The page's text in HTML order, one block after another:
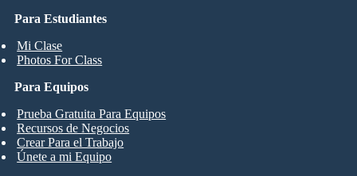
Para Estudiantes
Mi Clase
Photos For Class
Para Equipos
Prueba Gratuita Para Equipos
Recursos de Negocios
Crear Para el Trabajo
Únete a mi Equipo